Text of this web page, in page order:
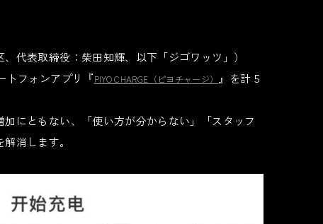
代表取締役：柴田知輝、以下「ジゴワッツ」）
トフォンアプリ『PIYO CHARGE（ピヨチャージ）
』を計５
にともない、「使い方が分からない」「スタッフ
消します。